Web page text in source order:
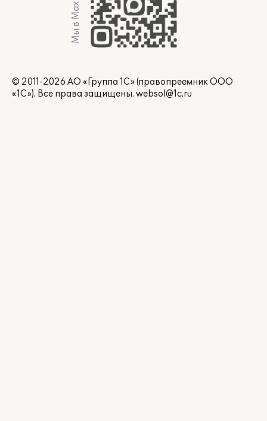
Мы в Max
© 2011-2026 АО «Группа 1С» (правопреемник ООО
«1С»). Все права защищены. websol@1c.ru